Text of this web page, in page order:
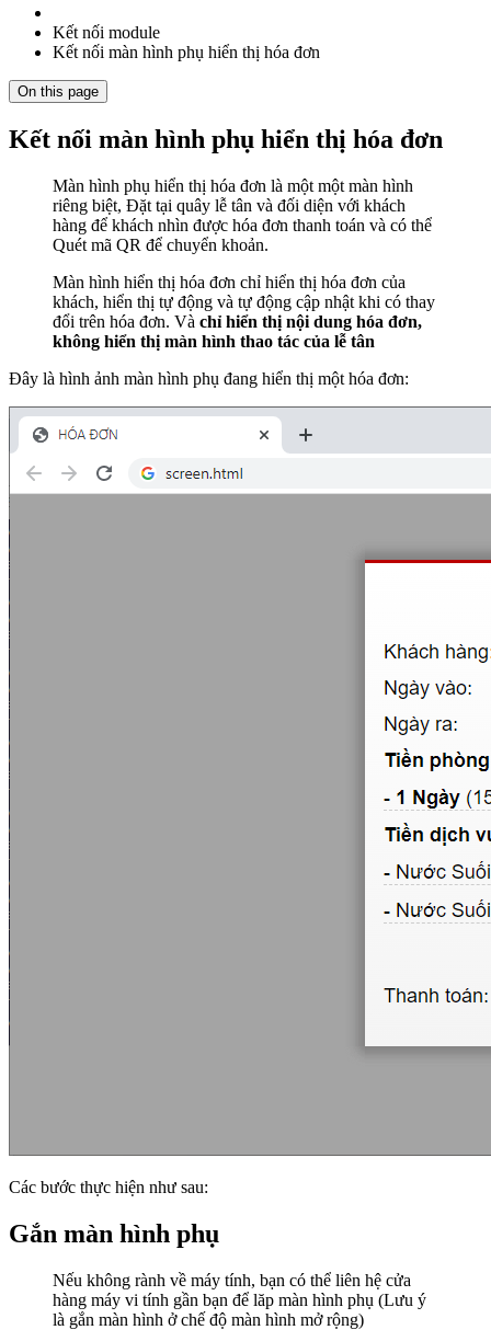
Kết nối module
Kết nối màn hình phụ hiển thị hóa đơn
On this page
Kết nối màn hình phụ hiển thị hóa đơn
Màn hình phụ hiển thị hóa đơn là một một màn hình
riêng biệt, Đặt tại quây lễ tân và đối diện với khách
hàng để khách nhìn được hóa đơn thanh toán và có thể
Quét mã QR để chuyển khoản.
Màn hình hiển thị hóa đơn chỉ hiển thị hóa đơn của
khách, hiển thị tự động và tự động cập nhật khi có thay
đổi trên hóa đơn. Và chỉ hiển thị nội dung hóa đơn,
không hiển thị màn hình thao tác của lễ tân
Đây là hình ảnh màn hình phụ đang hiển thị một hóa đơn:
Các bước thực hiện như sau:
Gắn màn hình phụ
Nếu không rành về máy tính, bạn có thể liên hệ cửa
hàng máy vi tính gần bạn để lăp màn hình phụ (Lưu ý
là gắn màn hình ở chế độ màn hình mở rộng)